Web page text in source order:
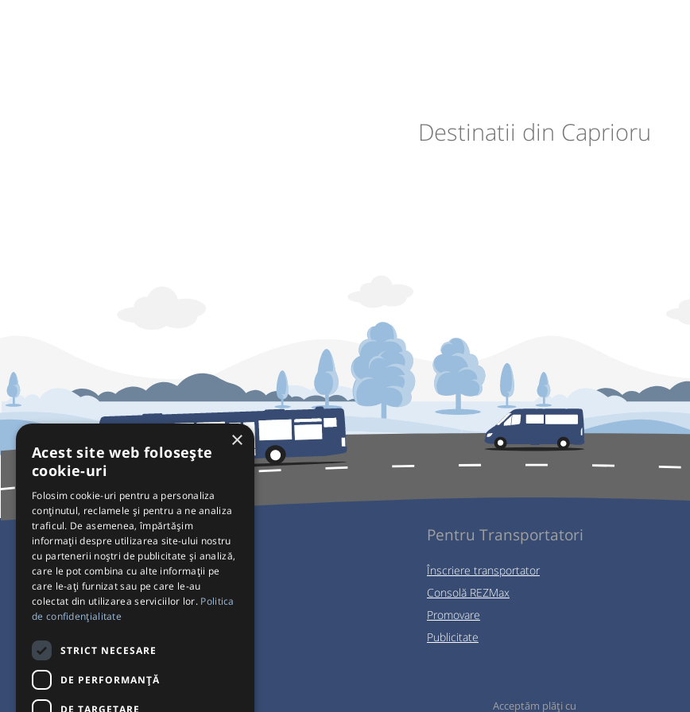
Destinatii din Caprioru
Pentru Călători
Curse autobuz
Plecări/Sosiri
Setări de cookie-uri
Pentru Transportatori
Înscriere transportator
Consolă REZMax
Promovare
Publicitate
Acceptăm plăți cu
×
Acest site web folosește
cookie-uri
Folosim cookie-uri pentru a personaliza
conținutul, reclamele și pentru a ne analiza
traficul. De asemenea, împărtășim
informații despre utilizarea site-ului nostru
cu partenerii noștri de publicitate și analiză,
care le pot combina cu alte informații pe
care le-ați furnizat sau pe care le-au
colectat din utilizarea serviciilor lor. Politica
de confidențialitate
STRICT NECESARE
DE PERFORMANȚĂ
DE TARGETARE